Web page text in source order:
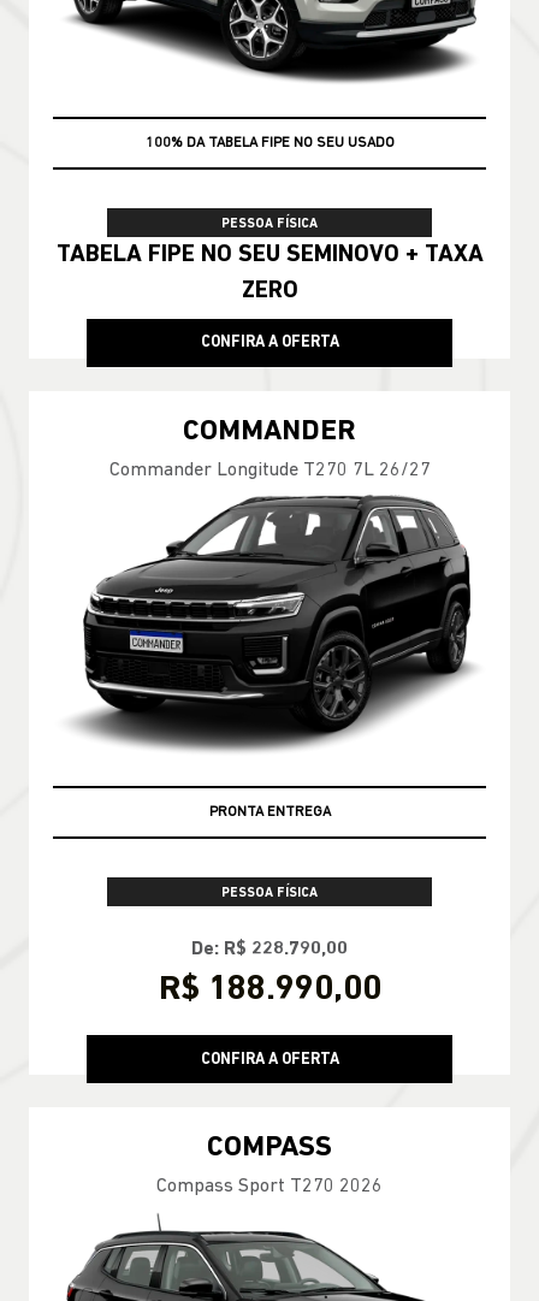
100% DA TABELA FIPE NO SEU USADO
PESSOA FÍSICA
TABELA FIPE NO SEU SEMINOVO + TAXA
ZERO
CONFIRA A OFERTA
COMMANDER
Commander Longitude T270 7L 26/27
PRONTA ENTREGA
PESSOA FÍSICA
De: R$ 228.790,00
R$ 188.990,00
CONFIRA A OFERTA
COMPASS
Compass Sport T270 2026